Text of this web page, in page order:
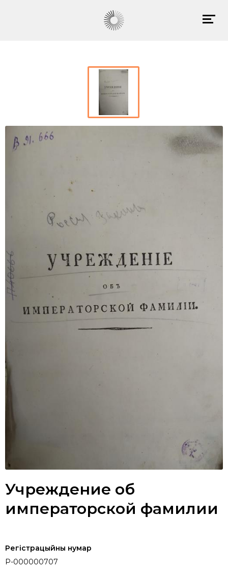
Учреждение об
императорской фамилии
Регістрацыйны нумар
P-000000707